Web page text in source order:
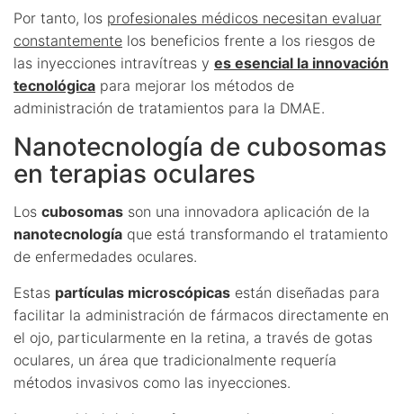
Por tanto, los profesionales médicos necesitan evaluar
constantemente los beneficios frente a los riesgos de
las inyecciones intravítreas y es esencial la innovación
tecnológica para mejorar los métodos de
administración de tratamientos para la DMAE.
Nanotecnología de cubosomas
en terapias oculares
Los cubosomas son una innovadora aplicación de la
nanotecnología que está transformando el tratamiento
de enfermedades oculares.
Estas partículas microscópicas están diseñadas para
facilitar la administración de fármacos directamente en
el ojo, particularmente en la retina, a través de gotas
oculares, un área que tradicionalmente requería
métodos invasivos como las inyecciones.